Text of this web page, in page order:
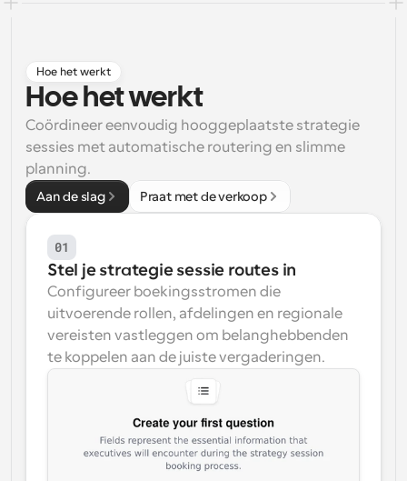
Supercharged planning met AI-gestuurde
oproepen
Blog
Instant Vergaderingen
Ontmoet cliënten binnen enkele minuten
Boek naadloos vergaderingen met meerdere mensen
Webhooks
Ontvang een melding wanneer er iets gebeurt
Hoe het werkt
Hoe het werkt
Coördineer eenvoudig hooggeplaatste strategie
sessies met automatische routering en slimme
planning.
Aan de slag Praat met de verkoop
01
Stel je strategie sessie routes in
Configureer boekingsstromen die
uitvoerende rollen, afdelingen en regionale
vereisten vastleggen om belanghebbenden
te koppelen aan de juiste vergaderingen.